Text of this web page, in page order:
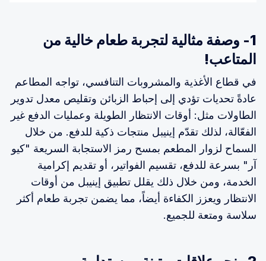
1- وصفة مثالية لتجربة طعام خالية من
المتاعب!
في قطاع الأغذية والمشروبات التنافسي، تواجه المطاعم
عادةً تحديات تؤدي إلى إحباط الزبائن وتقليص معدل تدوير
الطاولات مثل: أوقات الانتظار الطويلة وعمليات الدفع غير
الفعّالة، لذلك تقدّم إينيبل منتجات ذكية للدفع. من خلال
السماح لزوار المطعم بمسح رمز الاستجابة السريعة "كيو
آر" بسرعة للدفع، تقسيم الفواتير، أو تقديم إكرامية
الخدمة، ومن خلال ذلك يقلل تطبيق إينيبل من أوقات
الانتظار ويعزز الكفاءة أيضاً، مما يضمن تجربة طعام أكثر
سلاسة ومتعة للجميع.